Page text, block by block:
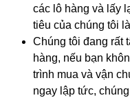
các lô hàng và lấy
tiêu của chúng tôi
Chúng tôi đang rất
hàng, nếu bạn
trình mua và vận
ngay lập tức,